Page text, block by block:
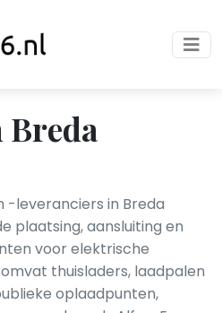
Breda
-leveranciers in Breda
plaatsing, aansluiting en
voor elektrische
thuisladers, laadpalen
oplaadpunten,